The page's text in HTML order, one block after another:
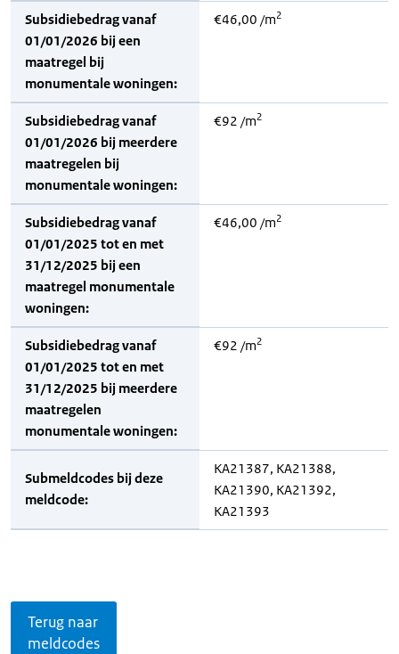
Subsidiebedrag vanaf
01/01/2026 bij een
maatregel bij
monumentale woningen:
€46,00 /m2
Subsidiebedrag vanaf
01/01/2026 bij meerdere
maatregelen bij
monumentale woningen:
€92 /m2
Subsidiebedrag vanaf
01/01/2025 tot en met
31/12/2025 bij een
maatregel monumentale
woningen:
€46,00 /m2
Subsidiebedrag vanaf
01/01/2025 tot en met
31/12/2025 bij meerdere
maatregelen
monumentale woningen:
€92 /m2
Submeldcodes bij deze
meldcode:
KA21387, KA21388,
KA21390, KA21392,
KA21393
Terug naar
meldcodes